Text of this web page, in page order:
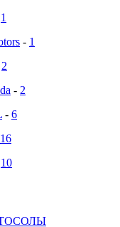
1
- 1
2
- 2
- 6
16
10